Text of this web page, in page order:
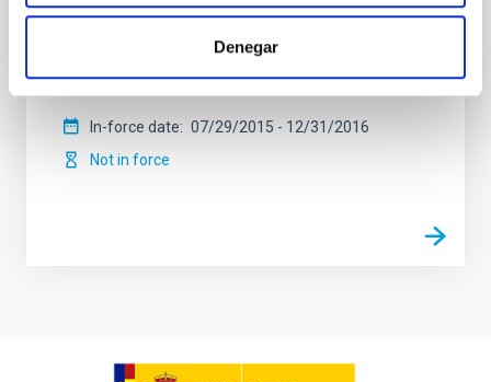
Denegar
El objeto es la adhesión de la Fundación CajaCanarias
2013 con la finalidad de colaborar conjuntamente en
el desarrollo del “Programa Internacional
In-force date 07/29/2015 - 12/31/2016
Not in force